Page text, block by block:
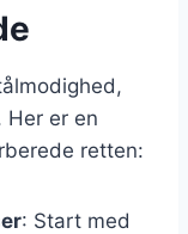
er en
retten:
: Start med